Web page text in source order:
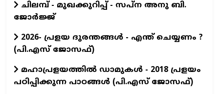
ചിലമ്പ് - മുഖക്കുറിപ്പ് - സപ്ന അനു ബി.
ജോർജ്ജ്
2026- പ്രളയ ദുരന്തങ്ങള്‍ - എന്ത് ചെയ്യണം ?
(പി.എസ് ജോസഫ്‌)
മഹാപ്രളയത്തില്‍ ഡാമുകള്‍ - 2018 പ്രളയം
പഠിപ്പിക്കുന്ന പാഠങ്ങള്‍ (പി.എസ് ജോസഫ്‌)